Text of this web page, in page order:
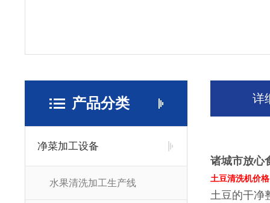
产品分类
净菜加工设备
水果清洗加工生产线
详
诸城市放心
土豆清洗机价格
土豆的干净